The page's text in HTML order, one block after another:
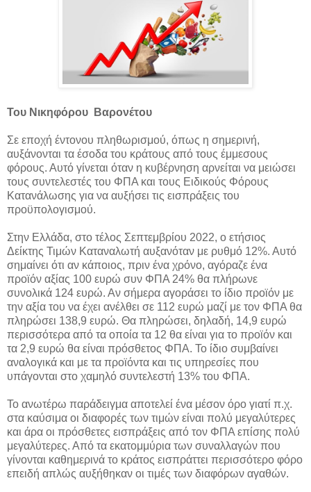
Του Νικηφόρου Βαρονέτου
Σε εποχή έντονου πληθωρισμού, όπως η σημερινή,
αυξάνονται τα έσοδα του κράτους από τους έμμεσους
φόρους. Αυτό γίνεται όταν η κυβέρνηση αρνείται να μειώσει
τους συντελεστές του ΦΠΑ και τους Ειδικούς Φόρους
Κατανάλωσης για να αυξήσει τις εισπράξεις του
προϋπολογισμού.
Στην Ελλάδα, στο τέλος Σεπτεμβρίου 2022, ο ετήσιος
Δείκτης Τιμών Καταναλωτή αυξανόταν με ρυθμό 12%. Αυτό
σημαίνει ότι αν κάποιος, πριν ένα χρόνο, αγόραζε ένα
προϊόν αξίας 100 ευρώ συν ΦΠΑ 24% θα πλήρωνε
συνολικά 124 ευρώ. Αν σήμερα αγοράσει το ίδιο προϊόν με
την αξία του να έχει ανέλθει σε 112 ευρώ μαζί με τον ΦΠΑ θα
πληρώσει 138,9 ευρώ. Θα πληρώσει, δηλαδή, 14,9 ευρώ
περισσότερα από τα οποία τα 12 θα είναι για το προϊόν και
τα 2,9 ευρώ θα είναι πρόσθετος ΦΠΑ. Το ίδιο συμβαίνει
αναλογικά και με τα προϊόντα και τις υπηρεσίες που
υπάγονται στο χαμηλό συντελεστή 13% του ΦΠΑ.
Το ανωτέρω παράδειγμα αποτελεί ένα μέσον όρο γιατί π.χ.
στα καύσιμα οι διαφορές των τιμών είναι πολύ μεγαλύτερες
και άρα οι πρόσθετες εισπράξεις από τον ΦΠΑ επίσης πολύ
μεγαλύτερες. Από τα εκατομμύρια των συναλλαγών που
γίνονται καθημερινά το κράτος εισπράττει περισσότερο φόρο
επειδή απλώς αυξήθηκαν οι τιμές των διαφόρων αγαθών.